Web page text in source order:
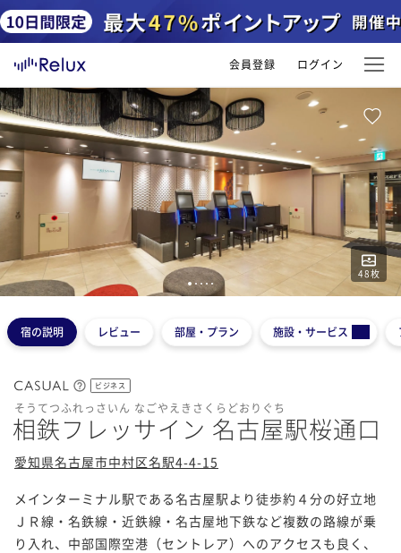
会員登録 ログイン
48枚
1 23 4 5
宿の説明 レビュー 部屋・プラン 施設・サービス
ビジネス
そうてつふれっさいん なごやえきさくらどおりぐち
相鉄フレッサイン 名古屋駅桜通口
愛知県名古屋市中村区名駅4-4-15
メインターミナル駅である名古屋駅より徒歩約４分の好立地
ＪＲ線・名鉄線・近鉄線・名古屋地下鉄など複数の路線が乗
り入れ、中部国際空港（セントレア）へのアクセスも良く、